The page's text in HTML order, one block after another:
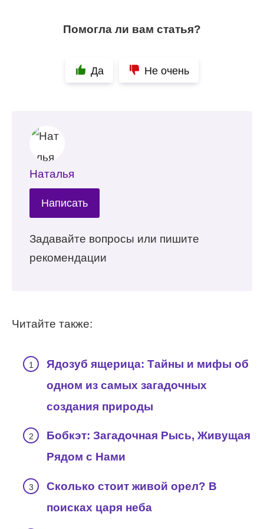
Помогла ли вам статья?
Да Не очень
Наталья
Написать
Задавайте вопросы или пишите
рекомендации
Читайте также:
Ядозуб ящерица: Тайны и мифы об
одном из самых загадочных
создания природы
Бобкэт: Загадочная Рысь, Живущая
Рядом с Нами
Сколько стоит живой орел? В
поисках царя неба